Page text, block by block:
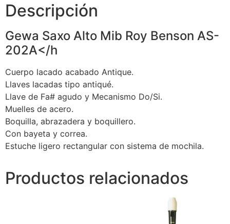
Descripción
Gewa Saxo Alto Mib Roy Benson AS-
202A</h
Cuerpo lacado acabado Antique.
Llaves lacadas tipo antiqué.
Llave de Fa# agudo y Mecanismo Do/Si.
Muelles de acero.
Boquilla, abrazadera y boquillero.
Con bayeta y correa.
Estuche ligero rectangular con sistema de mochila.
Productos relacionados